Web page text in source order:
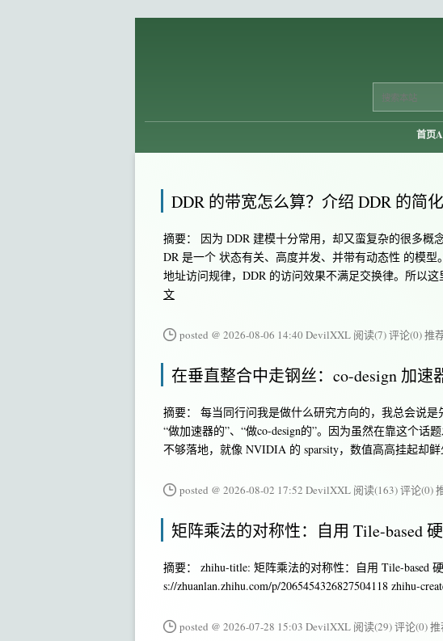
首页
DDR 的带宽怎么算？介绍 DDR 的简
摘要： 因为 DDR 建模十分常用，却又蛮复杂的很多
DR 是一个 状态有关、高度并发、并带有动态性 的模
地址访问规律，DDR 的访问效果不满足交换律。所以
文
posted @ 2026-08-06 14:40 DevilXXL 阅读(7)评论(0)推
在垂直整合中走钢丝：co-design 加速
摘要： 每当同行问我是做什么研究方向的，我总会说
“做加速器的”、“做co-design的”。因为虽然在靠这个
不够落地，就像 NVIDIA 的 sparsity，数值高高挂起却
posted @ 2026-08-02 17:52 DevilXXL 阅读(163)评论(0)
矩阵乘法的对称性：自用 Tile-based
摘要： zhihu-title: 矩阵乘法的对称性：自用 Tile-based
s://zhuanlan.zhihu.com/p/2065454326827504118 zhihu-
posted @ 2026-07-28 15:03 DevilXXL 阅读(29)评论(0)推